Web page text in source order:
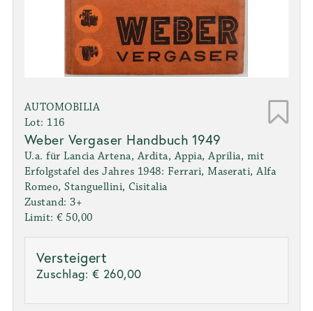
AUTOMOBILIA
Lot: 116
Weber Vergaser Handbuch 1949
U.a. für Lancia Artena, Ardita, Appia, Aprilia, mit
Erfolgstafel des Jahres 1948: Ferrari, Maserati, Alfa
Romeo, Stanguellini, Cisitalia
Zustand: 3+
Limit: € 50,00
Versteigert
Zuschlag: € 260,00